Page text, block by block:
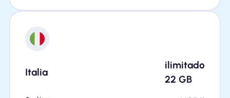
Italia
ilimitado
22 GB